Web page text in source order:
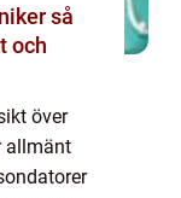
så
och
över
allmänt